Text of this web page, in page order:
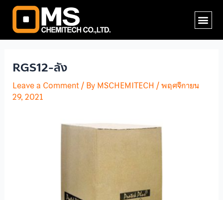
Skip
content
RGS12-ลัง
Leave a Comment/ ByMSCHEMITECH /พฤศจิกายน
29, 2021
Post
navigation